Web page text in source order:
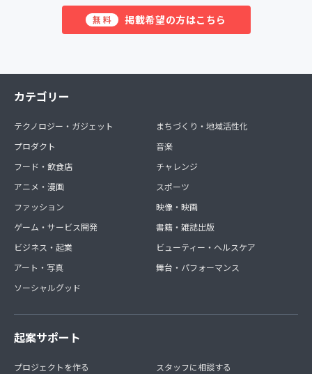
無料 掲載希望の方はこちら
カテゴリー
テクノロジー・ガジェット
プロダクト
フード・飲食店
アニメ・漫画
ファッション
ゲーム・サービス開発
ビジネス・起業
アート・写真
ソーシャルグッド
まちづくり・地域活性化
音楽
チャレンジ
スポーツ
映像・映画
書籍・雑誌出版
ビューティー・ヘルスケア
舞台・パフォーマンス
起案サポート
プロジェクトを作る
スタッフに相談する